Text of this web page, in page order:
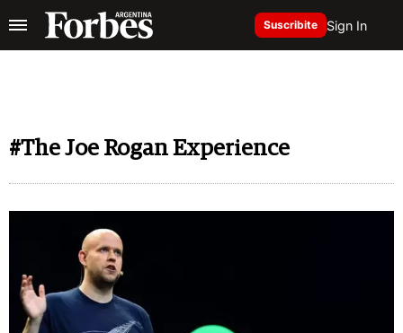
Suscribite Sign In
#The Joe Rogan Experience